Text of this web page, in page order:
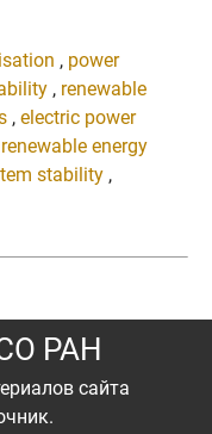
, power
, renewable
, electric power
renewable energy
stability ,
РАН
сайта